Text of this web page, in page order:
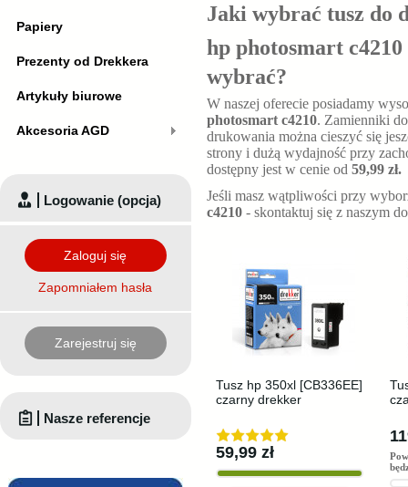
Jaki wybrać tusz
hp photosmart
wybrać?
W naszej oferecie posiadamy
photosmart c4210. Zamienniki
drukowania można cieszyć się
strony i dużą wydajność przy
dostępny jest w cenie od 59,99 zł.
Jeśli masz wątpliwości przy
c4210 - skontaktuj się z naszym
Tusz hp 350xl [CB336EE]
czarny drekker
59,99 zł
Papiery
Prezenty od Drekkera
Artykuły biurowe
Akcesoria AGD
Logowanie (opcja)
Zaloguj się
Zapomniałem hasła
Zarejestruj się
Nasze referencje